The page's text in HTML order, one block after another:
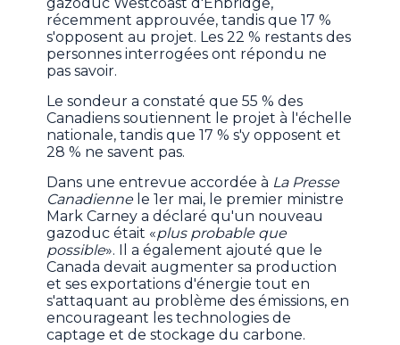
récemment approuvée, tandis que 17 %
s'opposent au projet. Les 22 % restants des
personnes interrogées ont répondu ne
pas savoir.
Le sondeur a constaté que 55 % des
Canadiens soutiennent le projet à l'échelle
nationale, tandis que 17 % s'y opposent et
28 % ne savent pas.
Dans une entrevue accordée à La Presse
Canadienne le 1er mai, le premier ministre
Mark Carney a déclaré qu'un nouveau
gazoduc était «plus probable que
possible». Il a également ajouté que le
Canada devait augmenter sa production
et ses exportations d'énergie tout en
s'attaquant au problème des émissions, en
encourageant les technologies de
captage et de stockage du carbone.